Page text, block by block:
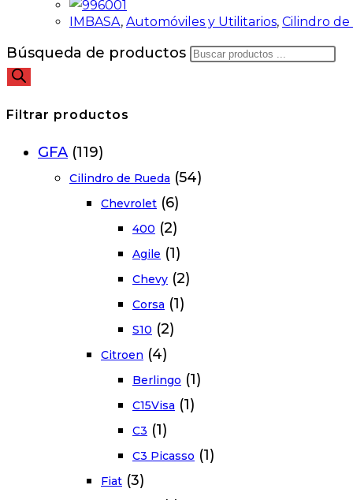
IMBASA, Automóviles y Utilitarios, Cilindro
Búsqueda de productos
Filtrar productos
GFA (119)
Cilindro de Rueda (54)
Chevrolet (6)
400 (2)
Agile (1)
Chevy (2)
Corsa (1)
S10 (2)
Citroen (4)
Berlingo (1)
C15Visa (1)
C3 (1)
C3 Picasso (1)
Fiat (3)